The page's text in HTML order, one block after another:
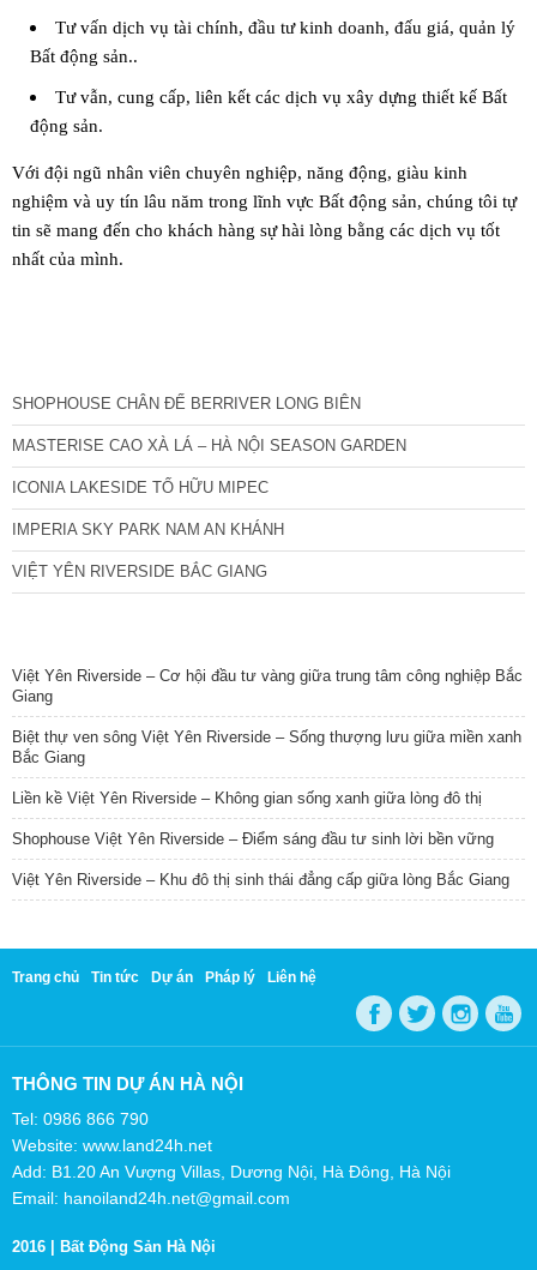
Tư vấn dịch vụ tài chính, đầu tư kinh doanh, đấu giá, quản lý
Bất động sản..
Tư vẫn, cung cấp, liên kết các dịch vụ xây dựng thiết kế Bất
động sản.
Với đội ngũ nhân viên chuyên nghiệp, năng động, giàu kinh
nghiệm và uy tín lâu năm trong lĩnh vực Bất động sản, chúng tôi tự
tin sẽ mang đến cho khách hàng sự hài lòng bằng các dịch vụ tốt
nhất của mình.
SHOPHOUSE CHÂN ĐẾ BERRIVER LONG BIÊN
MASTERISE CAO XÀ LÁ – HÀ NỘI SEASON GARDEN
ICONIA LAKESIDE TỐ HỮU MIPEC
IMPERIA SKY PARK NAM AN KHÁNH
VIỆT YÊN RIVERSIDE BẮC GIANG
Việt Yên Riverside – Cơ hội đầu tư vàng giữa trung tâm công nghiệp Bắc
Giang
Biệt thự ven sông Việt Yên Riverside – Sống thượng lưu giữa miền xanh
Bắc Giang
Liền kề Việt Yên Riverside – Không gian sống xanh giữa lòng đô thị
Shophouse Việt Yên Riverside – Điểm sáng đầu tư sinh lời bền vững
Việt Yên Riverside – Khu đô thị sinh thái đẳng cấp giữa lòng Bắc Giang
Trang chủ Tin tức Dự án Pháp lý Liên hệ
THÔNG TIN DỰ ÁN HÀ NỘI
Tel: 0986 866 790
Website: www.land24h.net
Add: B1.20 An Vượng Villas, Dương Nội, Hà Đông, Hà Nội
Email: hanoiland24h.net@gmail.com
2016 | Bất Động Sản Hà Nội